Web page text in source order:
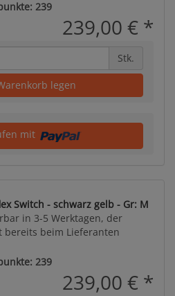
239
239,00 € *
Stk.
legen
mit
Switch - schwarz gelb - Gr: M
in 3-5 Werktagen, der
bereits beim Lieferanten
239
239,00 € *